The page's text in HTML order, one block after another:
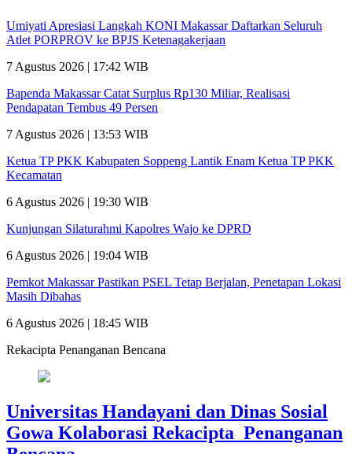
Umiyati Apresiasi Langkah KONI Makassar Daftarkan Seluruh
Atlet PORPROV ke BPJS Ketenagakerjaan
7 Agustus 2026 | 17:42 WIB
Bapenda Makassar Catat Surplus Rp130 Miliar, Realisasi
Pendapatan Tembus 49 Persen
7 Agustus 2026 | 13:53 WIB
Ketua TP PKK Kabupaten Soppeng Lantik Enam Ketua TP PKK
Kecamatan
6 Agustus 2026 | 19:30 WIB
Kunjungan Silaturahmi Kapolres Wajo ke DPRD
6 Agustus 2026 | 19:04 WIB
Pemkot Makassar Pastikan PSEL Tetap Berjalan, Penetapan Lokasi
Masih Dibahas
6 Agustus 2026 | 18:45 WIB
Rekacipta Penanganan Bencana
Universitas Handayani dan Dinas Sosial
Gowa Kolaborasi Rekacipta Penanganan